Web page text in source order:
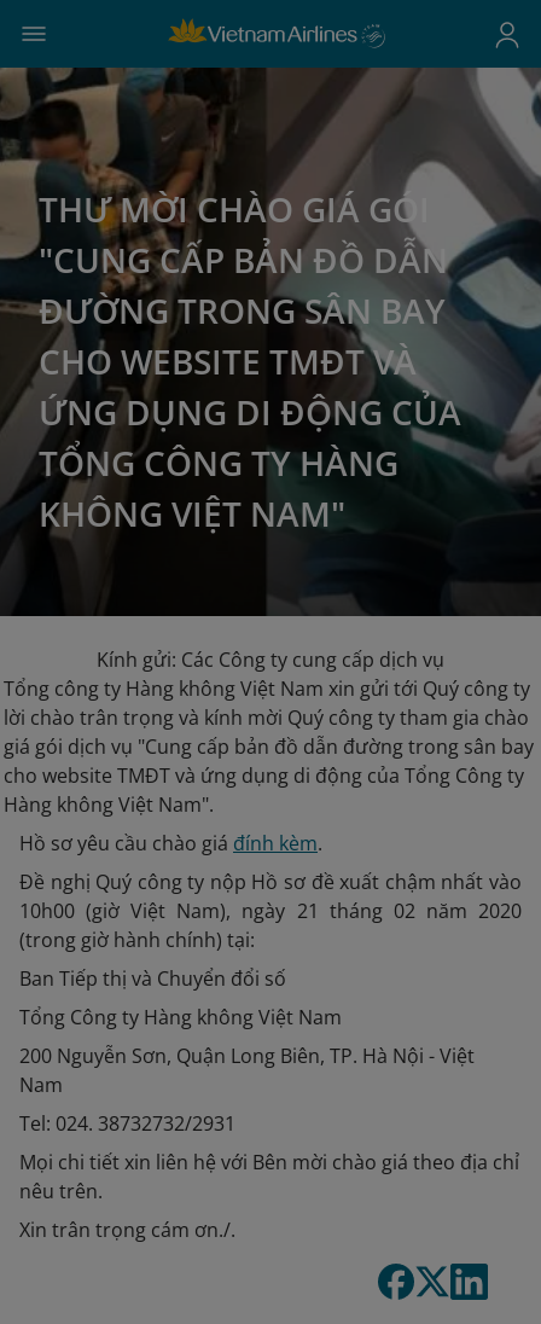
THƯ MỜI CHÀO GIÁ GÓI
"CUNG CẤP BẢN ĐỒ DẪN
ĐƯỜNG TRONG SÂN BAY
CHO WEBSITE TMĐT VÀ
ỨNG DỤNG DI ĐỘNG CỦA
TỔNG CÔNG TY HÀNG
KHÔNG VIỆT NAM"
Kính gửi: Các Công ty cung cấp dịch vụ
Tổng công ty Hàng không Việt Nam xin gửi tới Quý công ty
lời chào trân trọng và kính mời Quý công ty tham gia chào
giá gói dịch vụ "Cung cấp bản đồ dẫn đường trong sân bay
cho website TMĐT và ứng dụng di động của Tổng Công ty
Hàng không Việt Nam".
Hồ sơ yêu cầu chào giá đính kèm.
Đề nghị Quý công ty nộp Hồ sơ đề xuất chậm nhất vào
10h00 (giờ Việt Nam), ngày 21 tháng 02 năm 2020
(trong giờ hành chính) tại:
Ban Tiếp thị và Chuyển đổi số
Tổng Công ty Hàng không Việt Nam
200 Nguyễn Sơn, Quận Long Biên, TP. Hà Nội - Việt
Nam
Tel: 024. 38732732/2931
Mọi chi tiết xin liên hệ với Bên mời chào giá theo địa chỉ
nêu trên.
Xin trân trọng cám ơn./.